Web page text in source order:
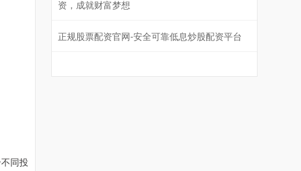
同投
资，成就财富梦想
正规股票配资官网-安全可靠低息炒股配资平台